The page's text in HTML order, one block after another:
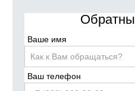
Ваше имя
Ваш телефон